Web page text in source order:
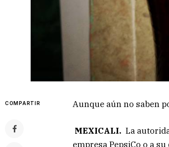
COMPARTIR Aunque aún no saben
MEXICALI. La
empresa PepsiCo o a